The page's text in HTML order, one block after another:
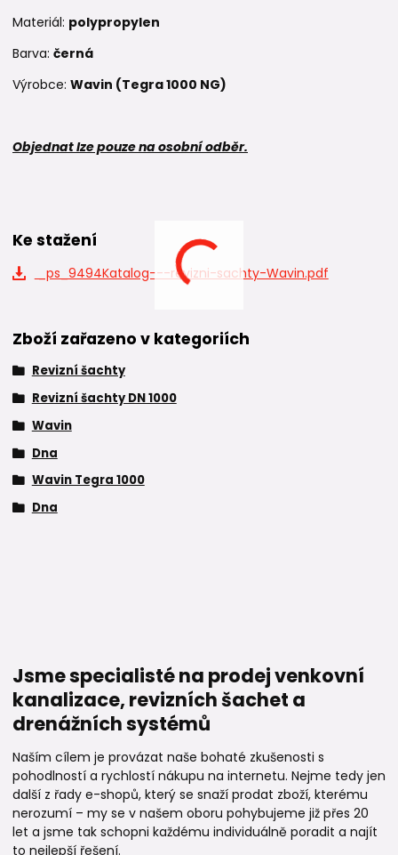
Materiál: polypropylen
Barva: černá
Výrobce: Wavin (Tegra 1000 NG)
Objednat lze pouze na osobní odběr.
Ke stažení
_ps_9494Katalog---revizni-sachty-Wavin.pdf
Zboží zařazeno v kategoriích
Revizní šachty
Revizní šachty DN 1000
Wavin
Dna
Wavin Tegra 1000
Dna
Jsme specialisté na prodej venkovní
kanalizace, revizních šachet a
drenážních systémů
Naším cílem je provázat naše bohaté zkušenosti s
pohodlností a rychlostí nákupu na internetu. Nejme tedy jen
další z řady e-shopů, který se snaží prodat zboží, kterému
nerozumí – my se v našem oboru pohybujeme již přes 20
let a jsme tak schopni každému individuálně poradit a najít
to nejlepší řešení.